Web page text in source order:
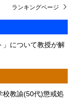
」について教授が解
教諭(50代)懲戒処
ランキングページ